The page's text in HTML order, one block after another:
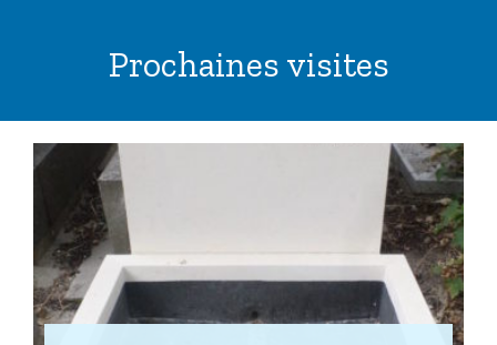
Prochaines visites